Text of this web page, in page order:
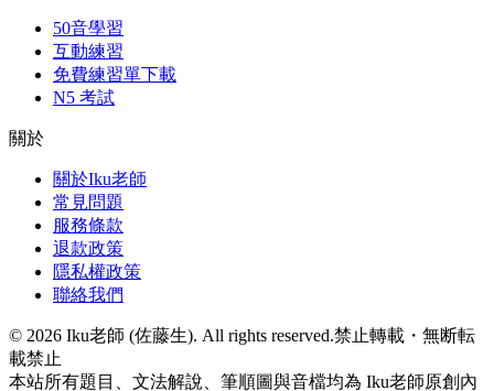
50音學習
互動練習
免費練習單下載
N5 考試
關於
關於Iku老師
常見問題
服務條款
退款政策
隱私權政策
聯絡我們
© 2026 Iku老師 (佐藤生). All rights reserved.禁止轉載・無断転
載禁止
本站所有題目、文法解說、筆順圖與音檔均為 Iku老師原創內